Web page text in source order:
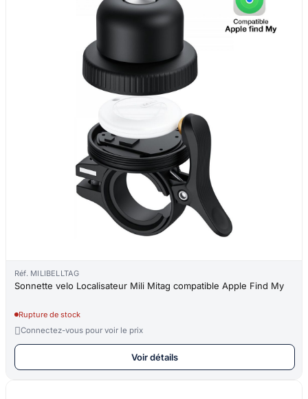
Réf. MILIBELLTAG
Sonnette velo Localisateur Mili Mitag compatible Apple Find My
Rupture de stock
Connectez-vous pour voir le prix
Voir détails